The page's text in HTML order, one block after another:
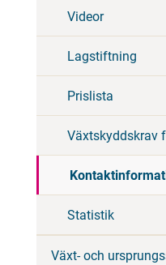
Videor
Lagstiftning
Prislista
Växtskyddskrav
Statistik
Växt- och